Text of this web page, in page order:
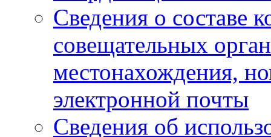
Сведения о составе
совещательных
местонахождения,
электронной почты
Сведения об